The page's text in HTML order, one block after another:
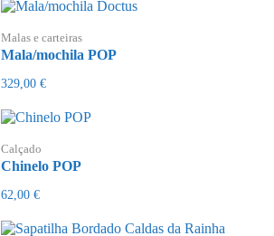
Malas e carteiras
Mala/mochila POP
329,00 €
Calçado
Chinelo POP
62,00 €